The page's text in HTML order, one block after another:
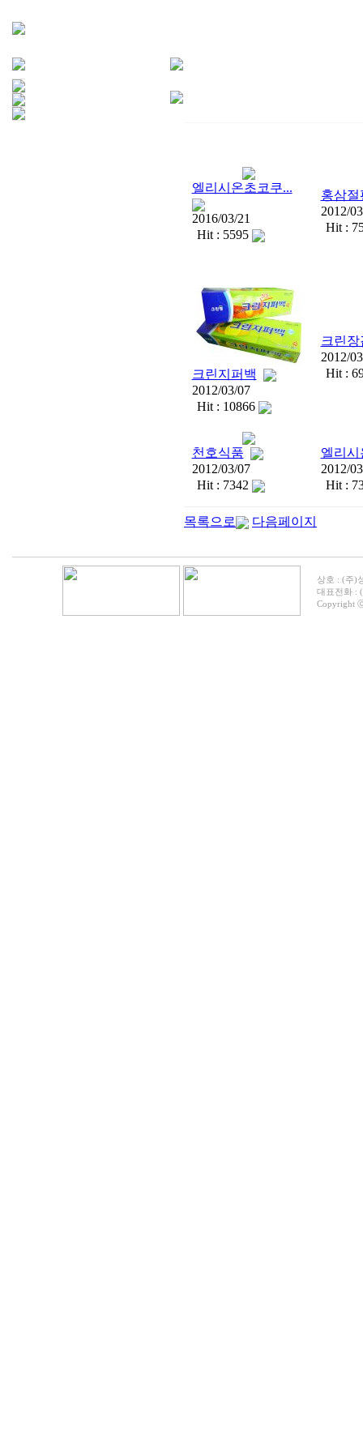
엘리시온초코쿠...
2016/03/21
Hit : 5595
홍삼절
2012/
Hit :
크린지퍼백
2012/03/07
Hit : 10866
크린장
2012/
Hit :
천호식품
2012/03/07
Hit : 7342
엘리시
2012/
Hit :
목록으로 다음페이지
상호 : (주)
대표전화 :
Copyright